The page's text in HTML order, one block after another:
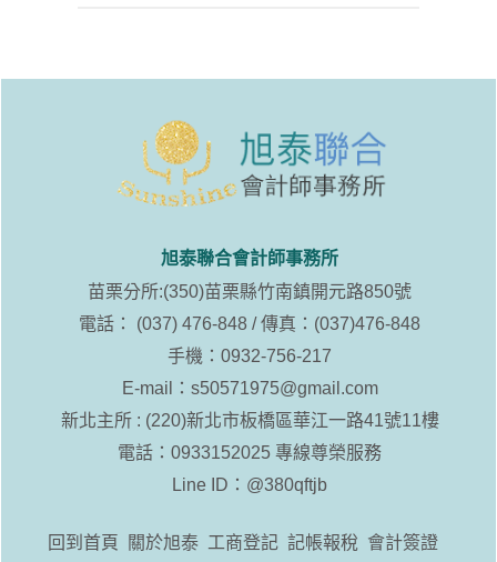
旭泰聯合會計師事務所
苗栗分所:(350)苗栗縣竹南鎮開元路850號
電話： (037) 476-848 / 傳真：(037)476-848
手機：0932-756-217
E-mail： s50571975@gmail.com
新北主所 : (220)新北市板橋區華江一路41號11樓
電話：0933152025 專線尊榮服務
Line ID： @380qftjb
回到首頁 關於旭泰 工商登記 記帳報稅 會計簽證